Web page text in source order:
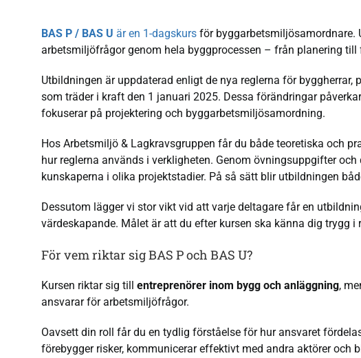
BAS P / BAS U är en 1-dagskursför byggarbetsmiljösamordnare.
arbetsmiljöfrågor genom hela byggprocessen – från planering till
Utbildningen är uppdaterad enligt de nya reglerna för
som träder i kraft den 1 januari 2025. Dessa förändringar
fokuserar på projektering och byggarbetsmiljösamordning.
Hos Arbetsmiljö & Lagkravsgruppen får du både teoretiska och
hur reglerna används i verkligheten. Genom övningsuppgifter
kunskaperna i olika projektstadier. På så sätt blir utbildningen
Dessutom lägger vi stor vikt vid att varje deltagare får en
värdeskapande. Målet är att du efter kursen ska känna dig trygg
För vem riktar sig BAS P och BAS U?
Kursen riktar sig till entreprenörer inom bygg och anläggning,
ansvarar för arbetsmiljöfrågor.
Oavsett din roll får du en tydlig förståelse för hur ansvaret
förebygger risker, kommunicerar effektivt med andra aktörer och